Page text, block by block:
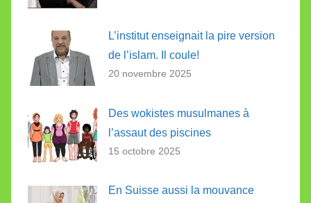
L’institut enseignait la pire version
de l’islam. Il coule!
20 novembre 2025
Des wokistes musulmanes à
l’assaut des piscines
15 octobre 2025
En Suisse aussi la mouvance